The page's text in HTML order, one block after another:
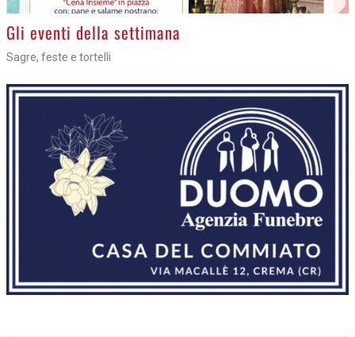
Gli eventi della settimana
Sagre, feste e tortelli